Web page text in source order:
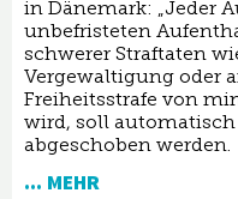
in Dänemark: „Jeder
unbefristeten
schwerer Straftaten
Vergewaltigung oder
Freiheitsstrafe von
wird, soll
abgeschoben
... MEHR